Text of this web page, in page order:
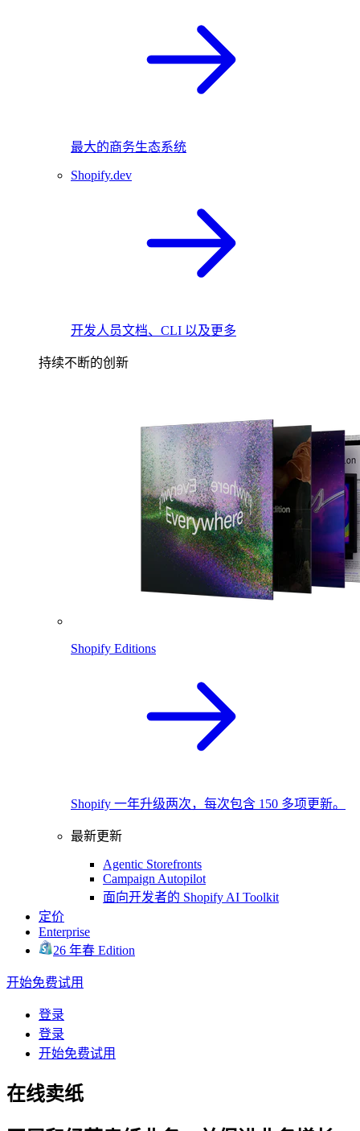
最大的商务生态系统
Shopify.dev
开发人员文档、CLI 以及更多
持续不断的创新
Shopify Editions
Shopify 一年升级两次，每次包含 150 多项更新。
最新更新
Agentic Storefronts
Campaign Autopilot
面向开发者的 Shopify AI Toolkit
定价
Enterprise
26 年春 Edition
开始免费试用
登录
登录
开始免费试用
在线卖纸